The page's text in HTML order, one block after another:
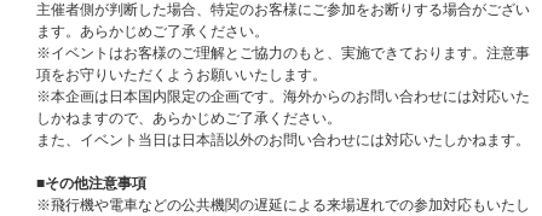
録の際はご注意ください。
※ストアの登録情報の住所と身分証明書の住所が異なる場合はイベントの参
加をお断りする場合がございます。
必要な身分証の種類､注意事項を必ず事前にご確認ください｡ご確認いただけ
ない場合のトラブルについては対応できません｡
※下記の「主催者が指定する顔写真付きの身分証明書」をお持ちでもスタッ
がございます。
※ご本人様確認の際、口頭にて詳細にご本人様確認をさせていただく場合が
主催者側が判断した場合、特定のお客様にご参加をお断りする場合がござい
ます。あらかじめご了承ください。
※イベントはお客様のご理解とご協力のもと、実施できております。注意事
項をお守りいただくようお願いいたします。
※本企画は日本国内限定の企画です。海外からのお問い合わせには対応いた
しかねますので、あらかじめご了承ください。
また、イベント当日は日本語以外のお問い合わせには対応いたしかねます。
■その他注意事項
※飛行機や電車などの公共機関の遅延による来場遅れでの参加対応もいたし